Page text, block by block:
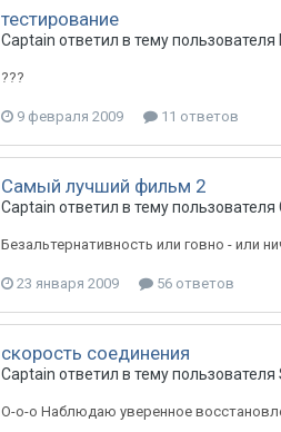
тестирование
Captain ответил в тему пользователя
???
9 февраля 2009 11 ответов
Самый лучший фильм 2
Captain ответил в тему пользователя
Безальтернативность или говно - или
23 января 2009 56 ответов
скорость соединения
Captain ответил в тему пользователя
О-о-o Наблюдаю уверенное